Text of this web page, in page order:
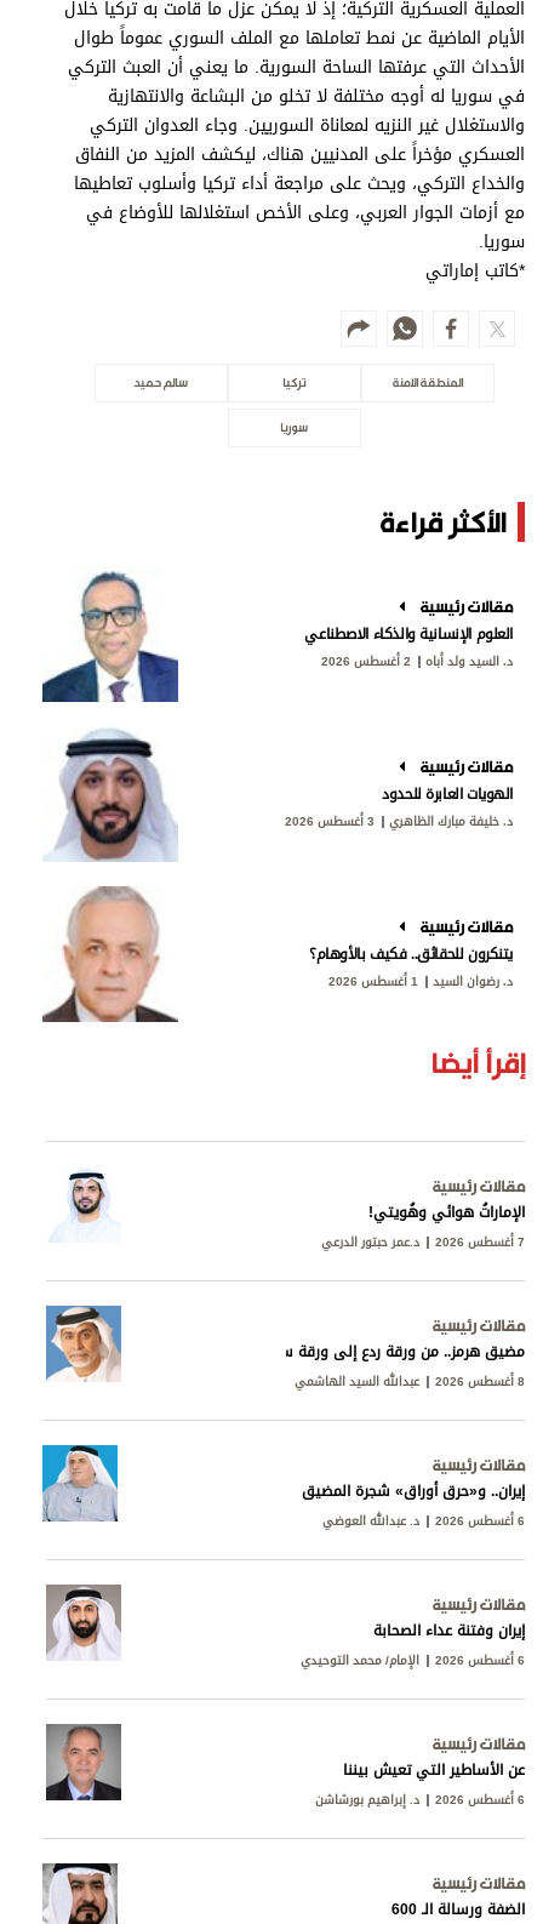
العملية العسكرية التركية؛ إذ لا يمكن عزل ما قامت به تركيا خلال
الأيام الماضية عن نمط تعاملها مع الملف السوري عموماً طوال
الأحداث التي عرفتها الساحة السورية. ما يعني أن العبث التركي
في سوريا له أوجه مختلفة لا تخلو من البشاعة والانتهازية
والاستغلال غير النزيه لمعاناة السوريين. وجاء العدوان التركي
العسكري مؤخراً على المدنيين هناك، ليكشف المزيد من النفاق
والخداع التركي، ويحث على مراجعة أداء تركيا وأسلوب تعاطيها
مع أزمات الجوار العربي، وعلى الأخص استغلالها للأوضاع في
سوريا.
*كاتب إماراتي
المنطقة الآمنة تركيا سالم حميد
سوريا
الأكثر قراءة
مقالات رئيسية
العلوم الإنسانية والذكاء الاصطناعي
د. السيد ولد أباه 2 أغسطس 2026
مقالات رئيسية
الهويات العابرة للحدود
د. خليفة مبارك الظاهري 3 أغسطس 2026
مقالات رئيسية
يتنكرون للحقائق.. فكيف بالأوهام؟
د. رضوان السيد 1 أغسطس 2026
إقرأ أيضا
مقالات رئيسية
الإماراتُ هوائي وهُويتي!
7 أغسطس 2026 د.عمر حبتور الدرعي
مقالات رئيسية
مضيق هرمز.. من ورقة ردع إلى ورقة سيادة
8 أغسطس 2026 عبدالله السيد الهاشمي
مقالات رئيسية
إيران.. و«حرق أوراق» شجرة المضيق
6 أغسطس 2026 د. عبدالله العوضي
مقالات رئيسية
إيران وفتنة عداء الصحابة
6 أغسطس 2026 الإمام/ محمد التوحيدي
مقالات رئيسية
عن الأساطير التي تعيش بيننا
6 أغسطس 2026 د. إبراهيم بورشاشن
مقالات رئيسية
الضفة ورسالة الـ 600